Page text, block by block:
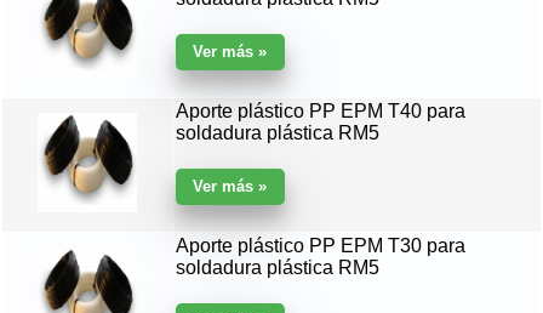
Aporte plástico PP EPM T40 para
soldadura plástica RM5
Aporte plástico PP EPM T30 para
soldadura plástica RM5